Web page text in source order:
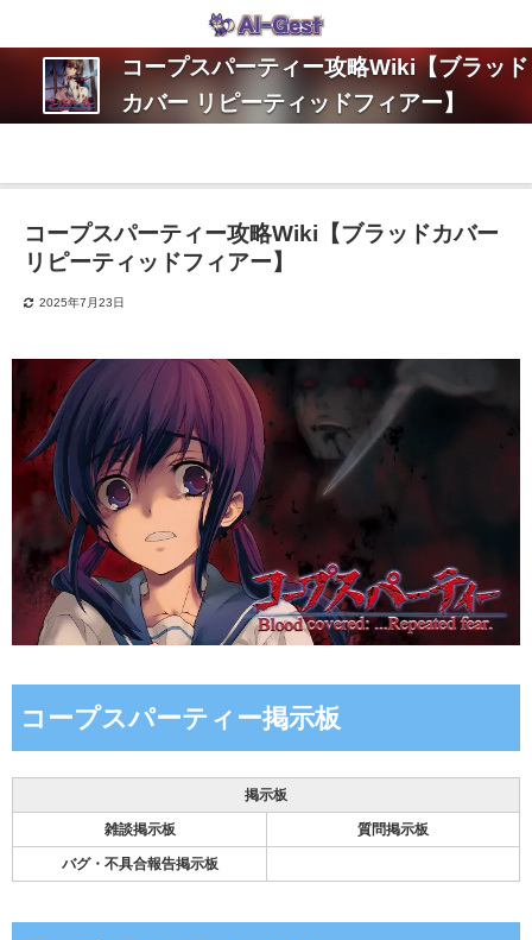
コープスパーティー攻略Wiki【ブラッド
カバー リピーティッドフィアー】
コープスパーティー攻略Wiki【ブラッドカバー
リピーティッドフィアー】
2025年7月23日
コープスパーティー掲示板
掲示板
雑談掲示板 質問掲示板
バグ・不具合報告掲示板